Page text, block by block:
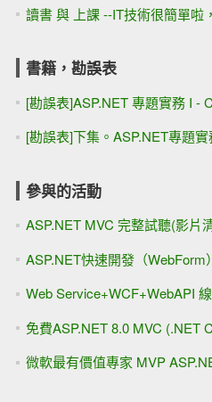
讀書 與 上課 --IT技術很簡單啦
書籍，勘誤表
[勘誤表]ASP.NET 專題實務 I -
[勘誤表]下集。ASP.NET專題
參與的活動
ASP.NET MVC 完整試聽(影片
ASP.NET快速開發（WebForm
Web Service+WCF+WebAPI
免費ASP.NET 8.0 MVC (.NET
微軟最有價值專家 MVP